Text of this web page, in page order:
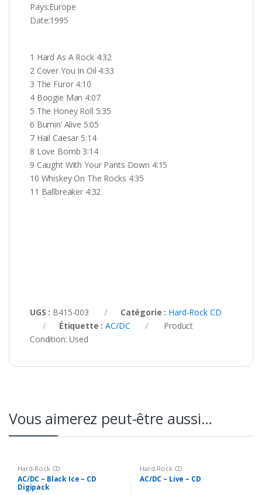
Pays:Europe
Date:1995
1 Hard As A Rock 4:32
2 Cover You In Oil 4:33
3 The Furor 4:10
4 Boogie Man 4:07
5 The Honey Roll 5:35
6 Burnin’ Alive 5:05
7 Hail Caesar 5:14
8 Love Bomb 3:14
9 Caught With Your Pants Down 4:15
10 Whiskey On The Rocks 4:35
11 Ballbreaker 4:32
UGS : B415-003 Catégorie : Hard-Rock CD
Étiquette :AC/DC
Product
Condition:Used
Vous aimerez peut-être aussi…
Hard-Rock CD
AC/DC – Black Ice – CD
Digipack
Hard-Rock CD
AC/DC – Live – CD